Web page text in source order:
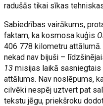
radušās tikai sīkas
Sabiedrības vairākums,
faktam, ka kosmosa kuģis
406 778 kilometru
nekad nav bijuši –
13misijas laikā
attālums. Nav noslēpums,
cilvēki nespēj uztvert pat
tekstu jēgu, priekšroku